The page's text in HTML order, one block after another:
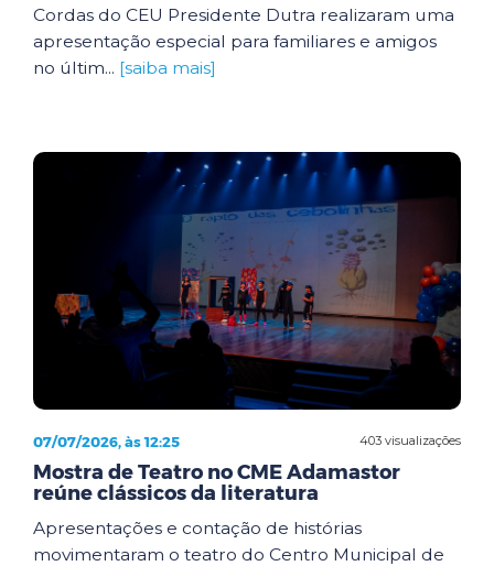
Cordas do CEU Presidente Dutra realizaram uma
apresentação especial para familiares e amigos
no últim... [saiba mais]
403 visualizações
07/07/2026, às 12:25
Mostra de Teatro no CME Adamastor
reúne clássicos da literatura
Apresentações e contação de histórias
movimentaram o teatro do Centro Municipal de